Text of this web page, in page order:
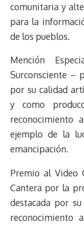
comunitaria y
para la
de los pueblos.
Mención
Surconsciente –
por su calidad
y como
reconocimiento
ejemplo de la
emancipación.
Premio al Video
Cantera por la
destacada por
reconocimiento